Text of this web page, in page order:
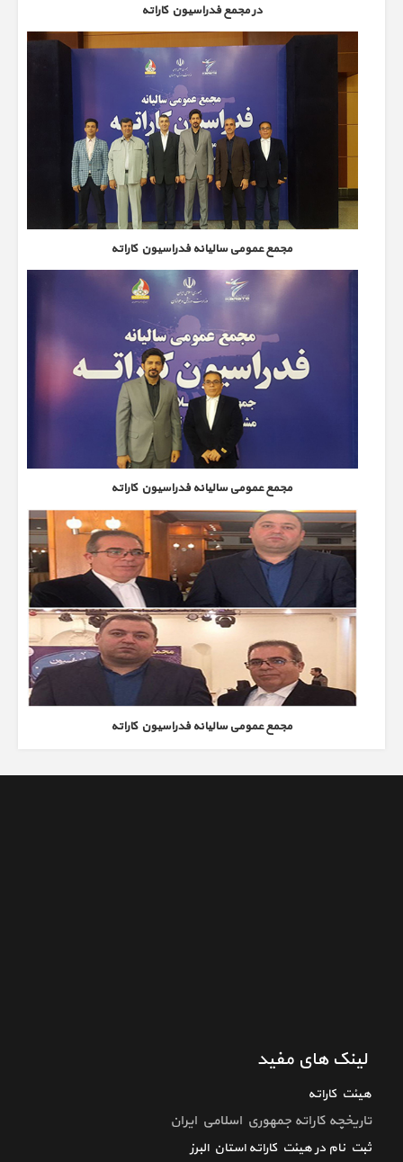
در مجمع فدراسیون کاراته
مجمع عمومی سالیانه فدراسیون کاراته
مجمع عمومی سالیانه فدراسیون کاراته
مجمع عمومی سالیانه فدراسیون کاراته
لینک های مفید
هیئت کاراته
تاريخچه كاراته جمهوري اسلامي ايران
ثبت نام در هیئت کاراته استان البرز